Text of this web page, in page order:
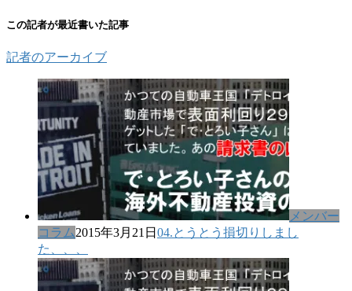
この記者が最近書いた記事
記者のアーカイブ
メンバー
コラム2015年3月21日 04.とうとう損切りしまし
た、、、